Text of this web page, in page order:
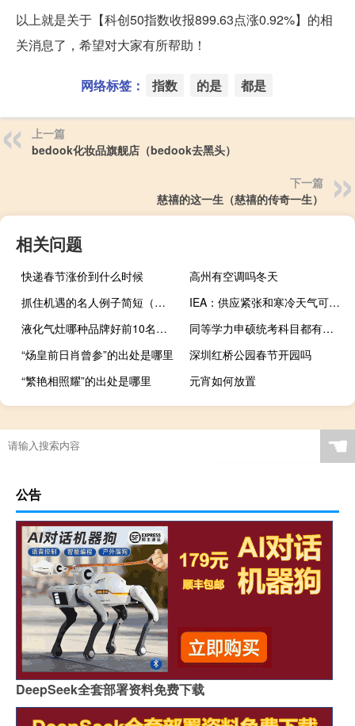
以上就是关于【科创50指数收报899.63点涨0.92%】的相
关消息了，希望对大家有所帮助！
网络标签： 指数 的是 都是
上一篇
bedook化妆品旗舰店（bedook去黑头）
下一篇
慈禧的这一生（慈禧的传奇一生）
相关问题
快递春节涨价到什么时候
高州有空调吗冬天
抓住机遇的名人例子简短（抓住机遇的名人事例）
IEA：供应紧张和寒冷天气可能加剧天然气市场的波动
液化气灶哪种品牌好前10名（液化气灶哪个牌子好）
同等学力申硕统考科目都有哪些考试时间是在五月份吗
“炀皇前日肖曾参”的出处是哪里
深圳红桥公园春节开园吗
“繁艳相照耀”的出处是哪里
元宵如何放置
☚
公告
DeepSeek全套部署资料免费下载